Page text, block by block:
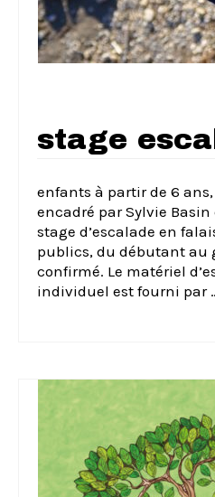
stage
enfants à partir de 6
encadré par Sylvie Basin
stage d’escalade en
publics, du débutant au
confirmé. Le matériel
individuel est fourni par